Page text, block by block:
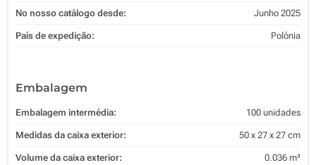
No nosso catálogo desde: Junho 2025
País de expedição: Polónia
Embalagem
Embalagem intermédia: 100 unidades
Medidas da caixa exterior: 50 x 27 x 27 cm
Volume da caixa exterior: 0.036 m³